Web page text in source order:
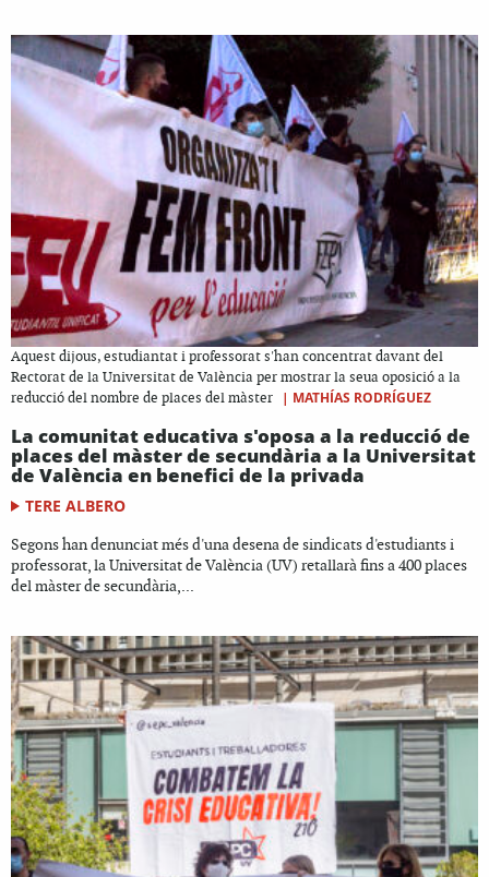
Aquest dijous, estudiantat i professorat s'han concentrat davant del
Rectorat de la Universitat de València per mostrar la seua oposició a la
reducció del nombre de places del màster
| MATHÍAS RODRÍGUEZ
La comunitat educativa s'oposa a la reducció de
places del màster de secundària a la Universitat
de València en benefici de la privada
TERE ALBERO
Segons han denunciat més d'una desena de sindicats d'estudiants i
professorat, la Universitat de València (UV) retallarà fins a 400 places
del màster de secundària,...